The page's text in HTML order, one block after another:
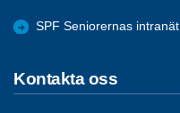
SPF Seniorernas intranät
Kontakta oss